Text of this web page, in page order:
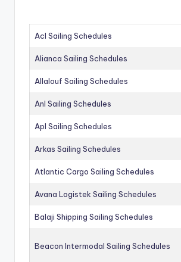
Acl Sailing Schedules
Alianca Sailing Schedules
Allalouf Sailing Schedules
Anl Sailing Schedules
Apl Sailing Schedules
Arkas Sailing Schedules
Atlantic Cargo Sailing Schedules
Avana Logistek Sailing Schedules
Balaji Shipping Sailing Schedules
Beacon Intermodal Sailing Schedules